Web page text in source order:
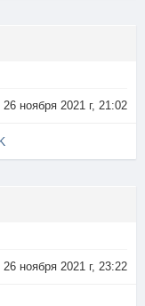
26 ноября 2021 г, 21:02
26 ноября 2021 г, 23:22